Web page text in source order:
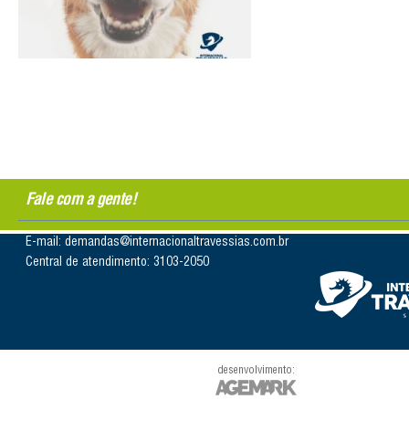
Fale com a gente!
E-mail: demandas@internacionaltravessias.com.br
Central de atendimento: 3103-2050
desenvolvimento: